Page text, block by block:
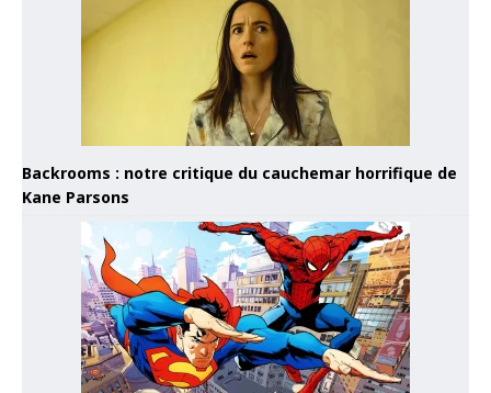
Backrooms : notre critique du cauchemar horrifique de
Kane Parsons